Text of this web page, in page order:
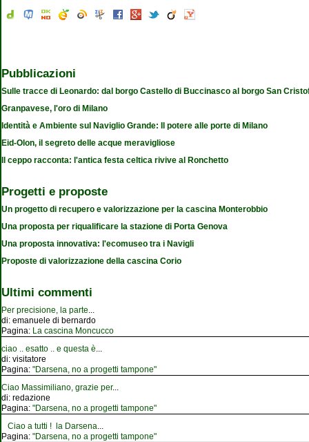
Pubblicazioni
Sulle tracce di Leonardo: dal borgo Castello di Buccinasco al borgo San
Granpavese, l'oro di Milano
Identità e Ambiente sul Naviglio Grande: Il potere alle porte di Milano
Eid-Olon, il segreto delle acque meravigliose
Il ceppo racconta: l'antica festa celtica rivive al Ronchetto
Progetti e proposte
Un progetto di recupero e valorizzazione per la cascina Monterobbio
Una proposta per riqualificare la stazione di Porta Genova
Una proposta innovativa: l'ecomuseo tra i Navigli
Proposte di valorizzazione della cascina Corio
Ultimi commenti
Per precisione, la parte
di: emanuele di bernardo
Pagina: La cascina Moncucco
ciao .. esatto .. e questa è
di: visitatore
Pagina: "Darsena, no a progetti tampone"
Ciao Massimiliano, grazie per...
di: redazione
Pagina: "Darsena, no a progetti tampone"
Ciao a tutti ! la Darsena
Pagina: "Darsena, no a progetti tampone"